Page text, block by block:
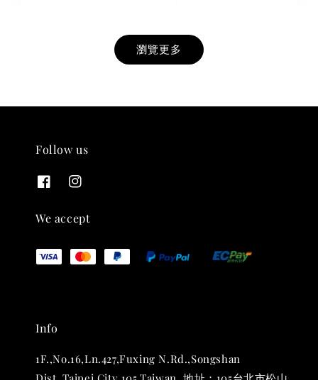
THT 九週年紀念 T-shirt
NT$ 880
加入購物車
瀏覽更多
Follow us
We accept
Info
1F.,No.16,Ln.427,Fuxing N.Rd.,Songshan